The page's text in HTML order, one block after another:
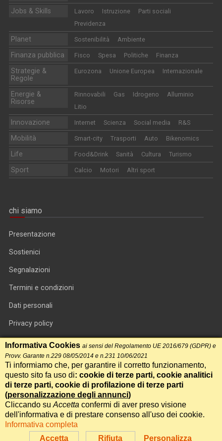
Jobs & Skills Lavoro Istruzione
Parti sociali
Previdenza
Planet Sostenibilità Ambiente
Finanza pubblica Fisco Spesa Politiche Finanza
Strategie &
Regole
Eurozona Unione Europea Internazionale
Energie &
Risorse
Rinnovabili Gas Idrogeno
Alluminio
Litio
Innovazione Internet Scienza Social media R&S
Mobilità Smart-city Trasporti Auto Bikenomics
Life Food&Drink Sanità Cultura Turismo
Sport Calcio Motori Altri sport
chi siamo
Presentazione
Sostienici
Segnalazioni
Termini e condizioni
Dati personali
Privacy policy
Informativa cookie
RSS feed
RSS Top News
Contatti
International Communication S.r.l. • P.IVA 14478081004 • Testata
giornalistica n.191, reg. Tribunale di Roma del 14/12/2017
Accetta Rifiuta Personalizza
Informativa Cookies ai sensi del Regolamento UE 2016/679 (GDPR) e
Provv. Garante n.229 08/05/2014 e n.231 10/06/2021
Ti informiamo che, per garantire il corretto funzionamento,
questo sito fa uso di: cookie di terze parti, cookie analitici
di terze parti, cookie di profilazione di terze parti
(personalizzazione degli annunci)
Cliccando su Accetta confermi di aver preso visione
dell'informativa e di prestare consenso all'uso dei cookie.
Informativa completa